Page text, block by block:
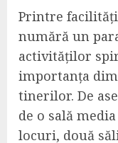
Printre
numără un
activităților
importanța
tinerilor. De
de o sală
locuri, două